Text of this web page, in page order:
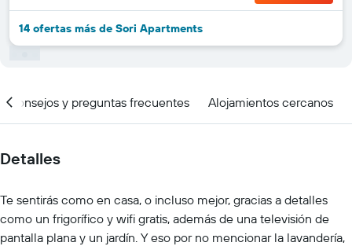
14 ofertas más de Sori Apartments
Consejos y preguntas frecuentes Alojamientos cercanos
Detalles
Te sentirás como en casa, o incluso mejor, gracias a detalles
como un frigorífico y wifi gratis, además de una televisión de
pantalla plana y un jardín. Y eso por no mencionar la lavandería,